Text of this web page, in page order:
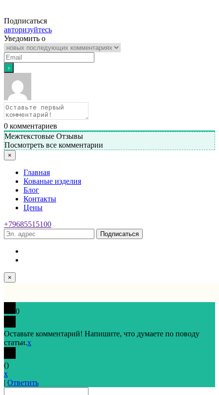
Подписаться
авторизуйтесь
Уведомить о
0 комментариев
Межтекстовые Отзывы
Посмотреть все комментарии
×
Главная
Кованые изделия
Блог
Контакты
Цены
+79685515100
Подписаться
×
0
Оставьте комментарий! Напишите, что думаете по поводу
статьи.x
()
x
| Ответить